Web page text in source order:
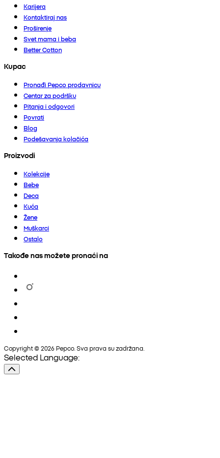
Karijera
Kontaktiraj nas
Proširenje
Svet mama i beba
Better Cotton
Kupac
Pronađi Pepco prodavnicu
Centar za podršku
Pitanja i odgovori
Povrati
Blog
Podešavanja kolačića
Proizvodi
Kolekcije
Bebe
Deca
Kuća
Žene
Muškarci
Ostalo
Takođe nas možete pronaći na
Copyright © 2026 Pepco. Sva prava su zadržana.
Selected Language: